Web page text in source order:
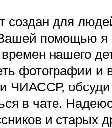
создан для
помощью я
времен нашего
фотографии и
ЧИАССР,
в чате.
и старых